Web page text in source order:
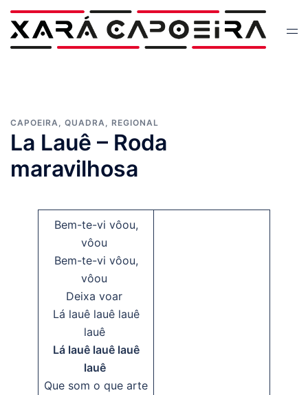
Skip
content
CAPOEIRA QUADRA REGIONAL
La Lauê – Roda
maravilhosa
Bem-te-vi vôou,
vôou
Bem-te-vi vôou,
vôou
Deixa voar
Lá lauê lauê lauê
lauê
Lá lauê lauê lauê
lauê
Que som o que arte